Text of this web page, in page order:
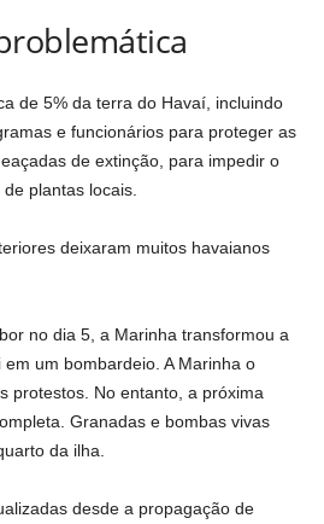
de 5% da terra do Havaí, incluindo
e funcionários para proteger as
de extinção, para impedir o
plantas locais.
deixaram muitos havaianos
no dia 5, a Marinha transformou a
um bombardeio. A Marinha o
protestos. No entanto, a próxima
Granadas e bombas vivas
da ilha.
desde a propagação de